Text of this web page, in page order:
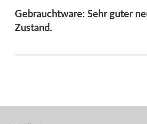
Gebrauchtware: Sehr guter
Zustand.